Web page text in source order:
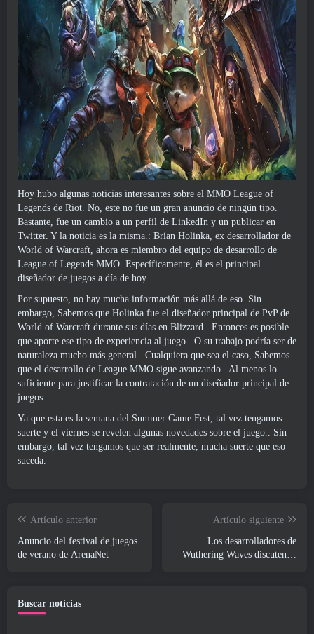
Hoy hubo algunas noticias interesantes sobre el MMO League of
Legends de Riot. No, este no fue un gran anuncio de ningún tipo.
Bastante, fue un cambio a un perfil de LinkedIn y un publicar en
Twitter. Y la noticia es la misma.: Brian Holinka, ex desarrollador de
World of Warcraft, ahora es miembro del equipo de desarrollo de
League of Legends MMO. Específicamente, él es el principal
diseñador de juegos a día de hoy..
Por supuesto, no hay mucha información más allá de eso. Sin
embargo, Sabemos que Holinka fue el diseñador principal de PvP de
World of Warcraft durante sus días en Blizzard.. Entonces es posible
que aporte ese tipo de experiencia al juego.. O su trabajo podría ser de
naturaleza mucho más general.. Cualquiera que sea el caso, Sabemos
que el desarrollo de League MMO sigue avanzando.. Al menos lo
suficiente para justificar la contratación de un diseñador principal de
juegos..
Ya que esta es la semana del Summer Game Fest, tal vez tengamos
suerte y el viernes se revelen algunas novedades sobre el juego.. Sin
embargo, tal vez tengamos que ser realmente, mucha suerte que eso
suceda.
Artículo anterior
Anuncio del festival de juegos
de verano de ArenaNet
Artículo siguiente
Los desarrolladores de
Wuthering Waves discuten la
Buscar noticias